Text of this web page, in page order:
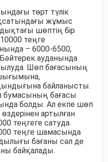
төрт түлік
жұмыс
шөптің бір
теңге
– 6000-6500,
ауданында
Шөп бағасының
байланысты.
бағасы
болды. Ал екпе шөп
артылған
теңгеге сатуда.
теңге шамасында
бағаны сәл де
байқалады.